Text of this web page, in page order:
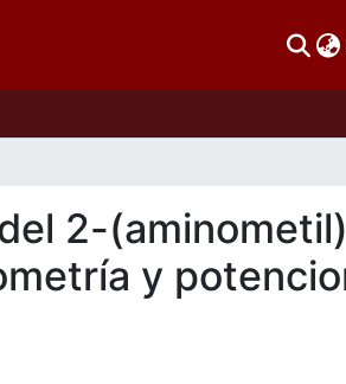
2-(aminometil)
y